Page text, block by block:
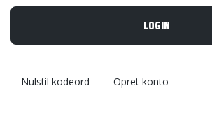
2020
Nulstil kodeord Opret konto